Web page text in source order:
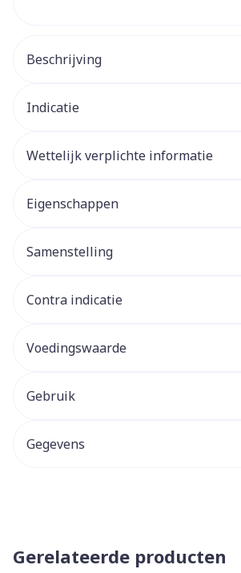
Beschrijving
Indicatie
Wettelijk verplichte informatie
Eigenschappen
Samenstelling
Contra indicatie
Voedingswaarde
Gebruik
Gegevens
Gerelateerde producten